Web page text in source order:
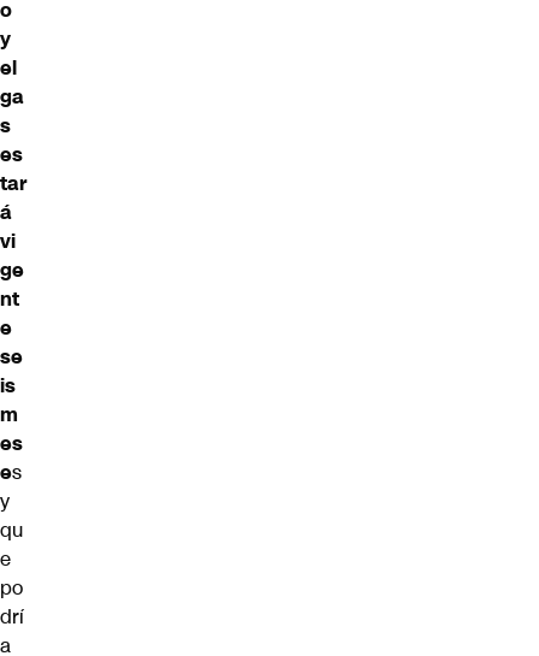
o
y
el
ga
s
es
tar
á
vi
ge
nt
e
se
is
m
es
es
y
qu
e
po
drí
a